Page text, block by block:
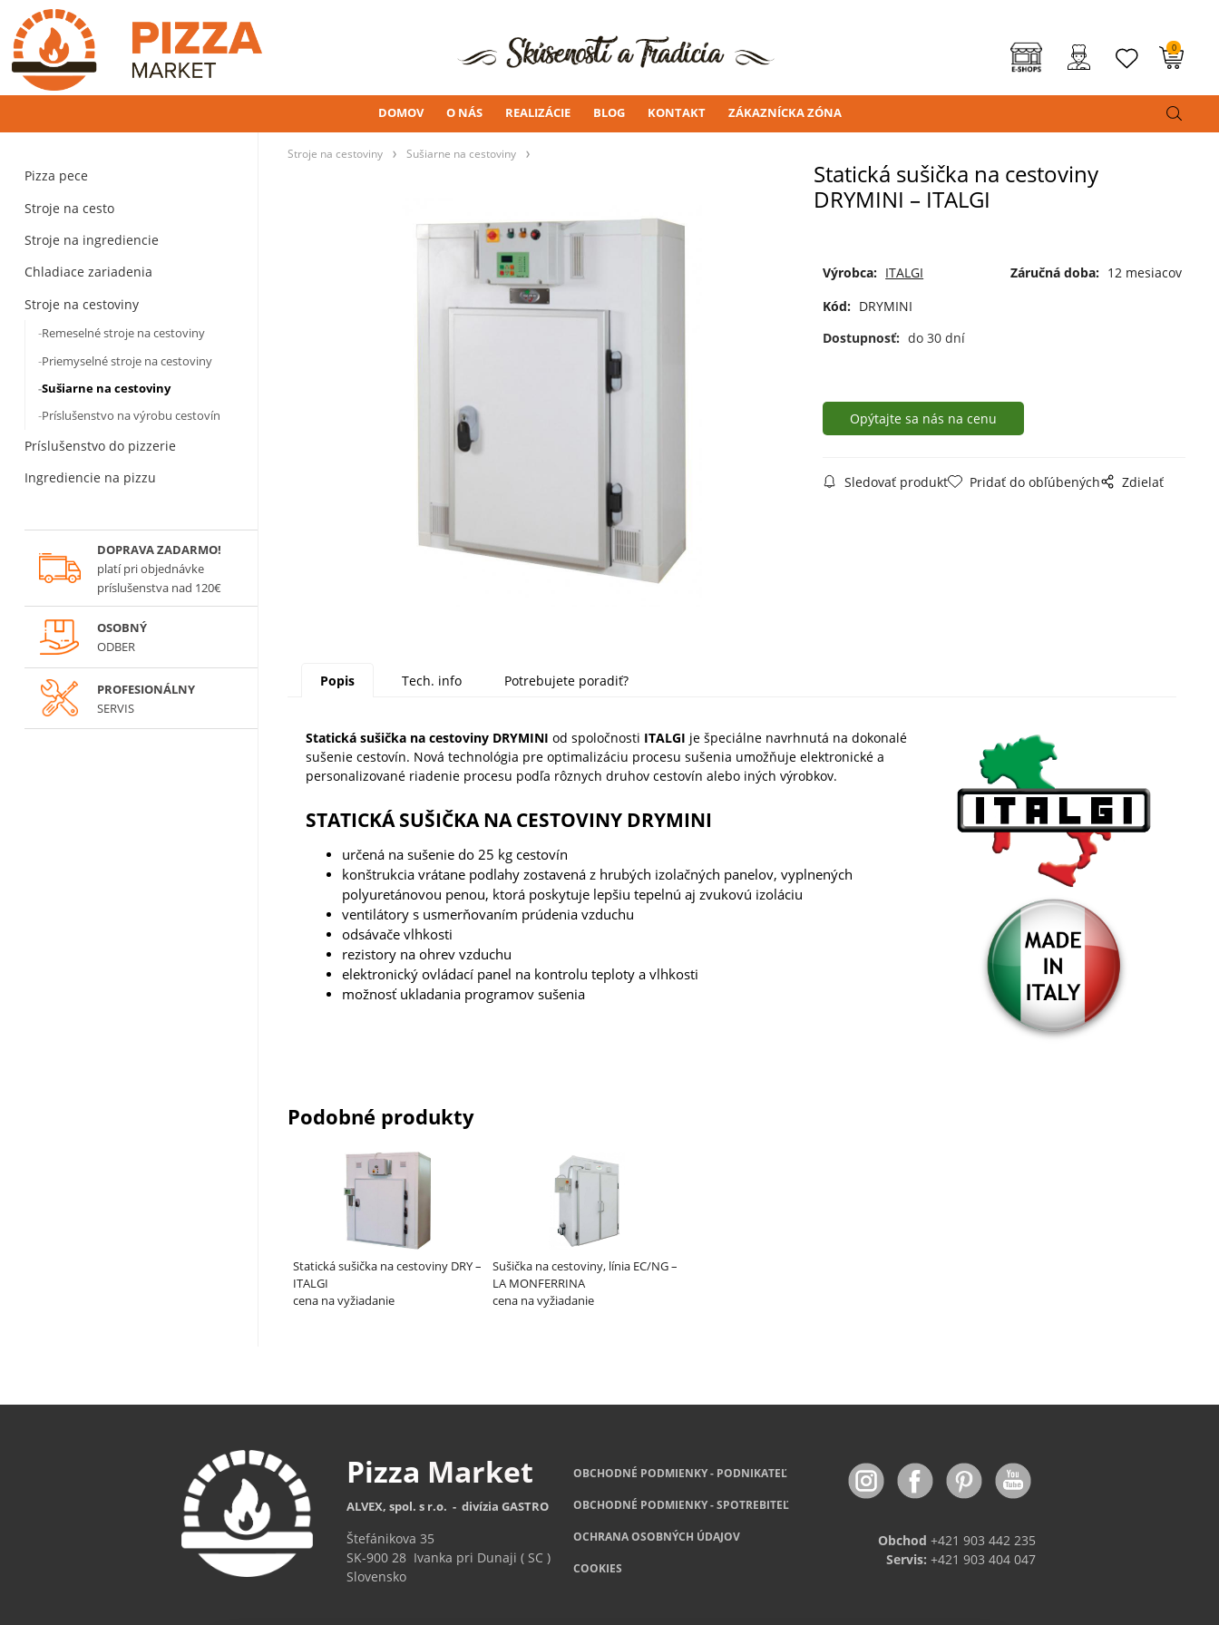
DOMOV O NÁS REALIZÁCIE BLOG KONTAKT ZÁKAZNÍCKA ZÓNA
0
Pizza pece
Stroje na cesto
Stroje na ingrediencie
Chladiace zariadenia
Stroje na cestoviny
Remeselné stroje na cestoviny
Priemyselné stroje na cestoviny
Sušiarne na cestoviny
Príslušenstvo na výrobu cestovín
Príslušenstvo do pizzerie
Ingrediencie na pizzu
DOPRAVA ZADARMO!
platípri objednávke
príslušenstva nad 120€
OSOBNÝ
ODBER
PROFESIONÁLNY
SERVIS
Stroje na cestoviny Sušiarne na cestoviny
Statická sušička na cestoviny
DRYMINI – ITALGI
Výrobca: ITALGI Záručná doba: 12 mesiacov
Kód: DRYMINI
Dostupnosť: do 30 dní
Opýtajte sa nás na cenu
Sledovať produkt Pridať do obľúbených Zdielať
Popis Tech. info Potrebujete poradiť?
Statická sušička na cestoviny DRYMINI od spoločnosti ITALGI je špeciálne navrhnutá na dokonalé
sušenie cestovín. Nová technológia pre optimalizáciu procesu sušenia umožňuje elektronické a
personalizované riadenie procesu podľa rôznych druhov cestovín alebo iných výrobkov.
STATICKÁ SUŠIČKA NA CESTOVINY DRYMINI
určená na sušenie do 25 kg cestovín
konštrukcia vrátane podlahy zostavená z hrubých izolačných panelov, vyplnených
polyuretánovou penou, ktorá poskytuje lepšiu tepelnú aj zvukovú izoláciu
ventilátory s usmerňovaním prúdenia vzduchu
odsávače vlhkosti
rezistory na ohrev vzduchu
elektronický ovládací panel na kontrolu teploty a vlhkosti
možnosť ukladania programov sušenia
Podobné produkty
Statická sušička na cestoviny DRY –
ITALGI
cena na vyžiadanie
Sušička na cestoviny, línia EC/NG –
LA MONFERRINA
cena na vyžiadanie
Pizza Market
ALVEX, spol. s r.o. - divízia GASTRO
Štefánikova 35
SK-900 28 Ivanka pri Dunaji ( SC )
Slovensko
OBCHODNÉ PODMIENKY - PODNIKATEĽ
OBCHODNÉ PODMIENKY - SPOTREBITEĽ
OCHRANA OSOBNÝCH ÚDAJOV
COOKIES
Obchod +421 903 442 235
Servis: +421 903 404 047